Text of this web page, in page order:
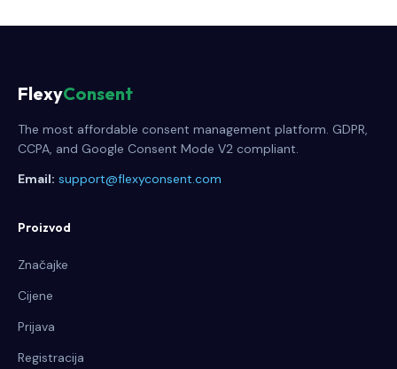
FlexyConsent
The most affordable consent management platform. GDPR,
CCPA, and Google Consent Mode V2 compliant.
Email: support@flexyconsent.com
Proizvod
Značajke
Cijene
Prijava
Registracija